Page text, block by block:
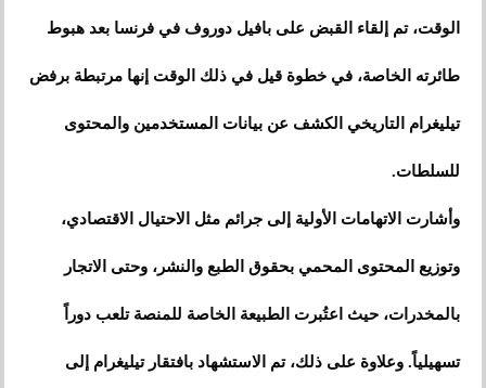
الوقت، تم إلقاء القبض على بافيل دوروف في فرنسا بعد هبوط
طائرته الخاصة، في خطوة قيل في ذلك الوقت إنها مرتبطة برفض
تيليغرام التاريخي الكشف عن بيانات المستخدمين والمحتوى
للسلطات.
وأشارت الاتهامات الأولية إلى جرائم مثل الاحتيال الاقتصادي،
وتوزيع المحتوى المحمي بحقوق الطبع والنشر، وحتى الاتجار
بالمخدرات، حيث اعتُبرت الطبيعة الخاصة للمنصة تلعب دوراً
تسهيلياً. وعلاوة على ذلك، تم الاستشهاد بافتقار تيليغرام إلى